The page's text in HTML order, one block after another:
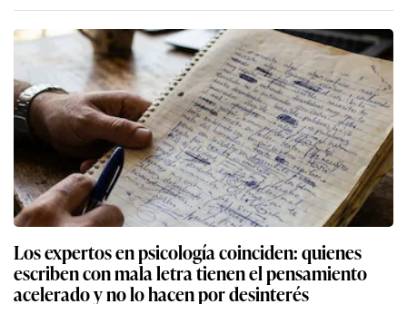
Los expertos en psicología coinciden: quienes
escriben con mala letra tienen el pensamiento
acelerado y no lo hacen por desinterés